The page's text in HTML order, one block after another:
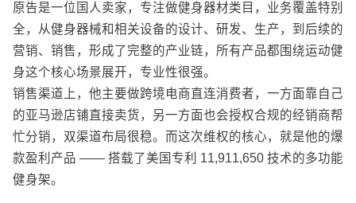
原告是一位国人卖家，专注做健身器材类目，业务覆盖特别
全，从健身器械和相关设备的设计、研发、生产，到后续的
营销、销售，形成了完整的产业链，所有产品都围绕运动健
身这个核心场景展开，专业性很强。
销售渠道上，他主要做跨境电商直连消费者，一方面靠自己
的亚马逊店铺直接卖货，另一方面也会授权合规的经销商帮
忙分销，双渠道布局很稳。而这次维权的核心，就是他的爆
款盈利产品 —— 搭载了美国专利 11,911,650 技术的多功能
健身架。